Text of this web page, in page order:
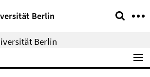
Berlin
Berlin